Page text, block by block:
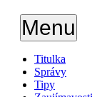
Menu
Titulka
Správy
Tipy